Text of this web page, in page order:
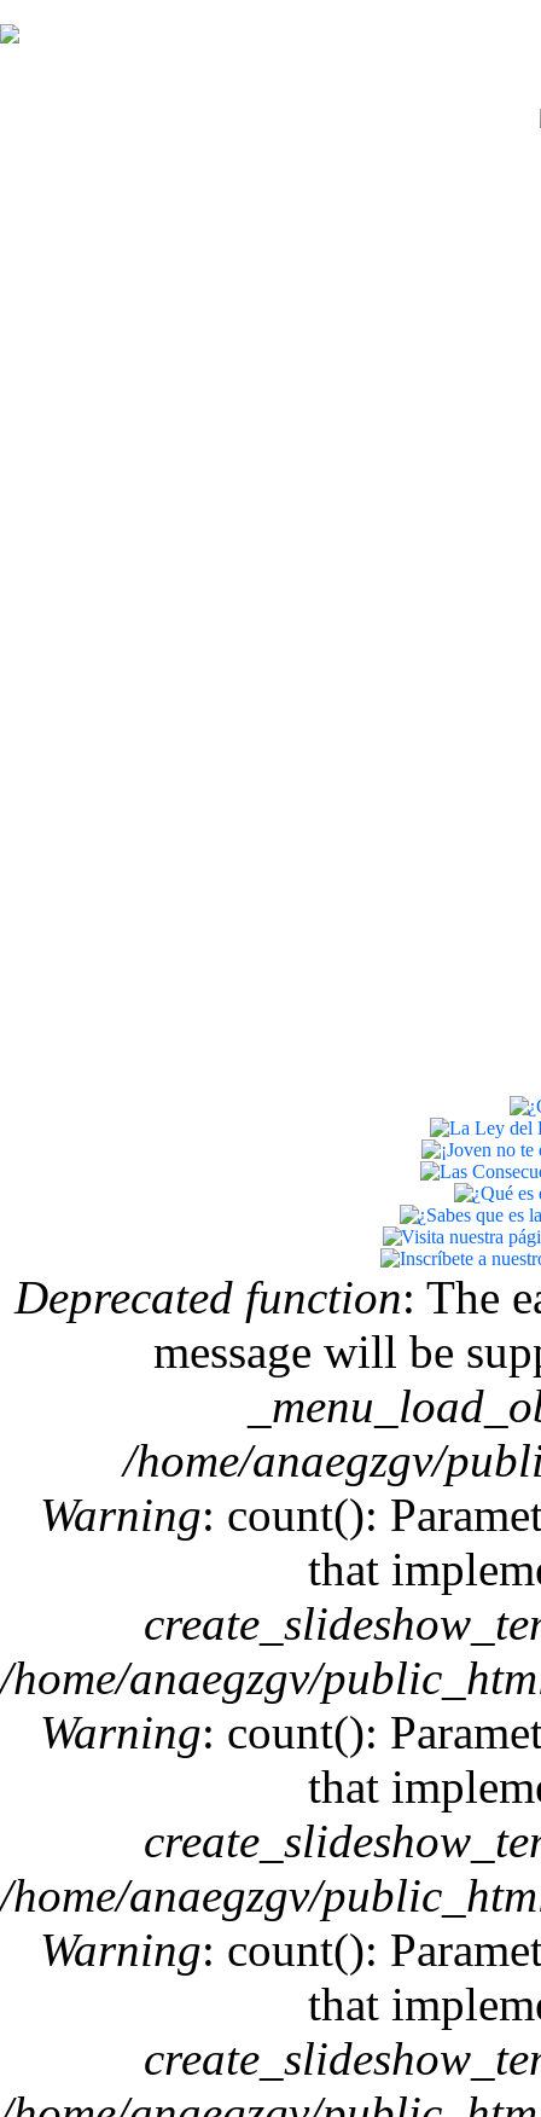
Mensaje de error
Deprecated function: The
message will be
/home/anaegzgv/
Warning: count():
that
/home/anaegzgv/
Warning: count():
that
/home/anaegzgv/
Warning: count():
that